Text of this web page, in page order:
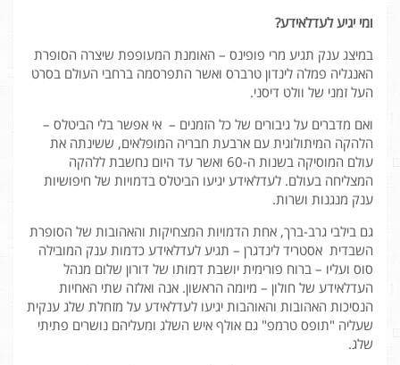
ומי יגיע לעדלאידע?
במיצג ענק תגיע מרי פופינס – האומנת המעופפת שיצרה הסופרת
האנגליה פמלה לינדון טרברס ואשר התפרסמה ברחבי העולם בסרט
העל זמני של וולט דיסני.
ואם מדברים על גיבורים של כל הזמנים – אי אפשר בלי הביטלס –
הלהקה המיתולוגית עם ארבעת חבריה המופלאים, ששינתה את
עולם המוסיקה בשנות ה-60 ואשר עד היום נחשבת ללהקה
המצליחה בעולם. לעדלאידע יגיעו הביטלס בדמויות של חיפושיות
ענק מנגנות ושרות.
גם בילבי גרב-ברך, אחת הדמויות המצחיקות והאהובות של הסופרת
השבדית אסטריד לינדגרן – תגיע לעדלאידע כדמות ענק המובילה
סוס ועליו – ברוח פורימית יושבת דמותו של דורון שלום מנהל
העדלאידע של חולון – מיומה הראשון. אנה ואלזה שתי האחיות
הנסיכות האהובות והאוהבות יגיעו לעדלאידע על מזחלת שלג ענקית
שעליה "תופס טרמפ" גם אולף איש השלג ומעליהם נושרים פתיתי
שלג.